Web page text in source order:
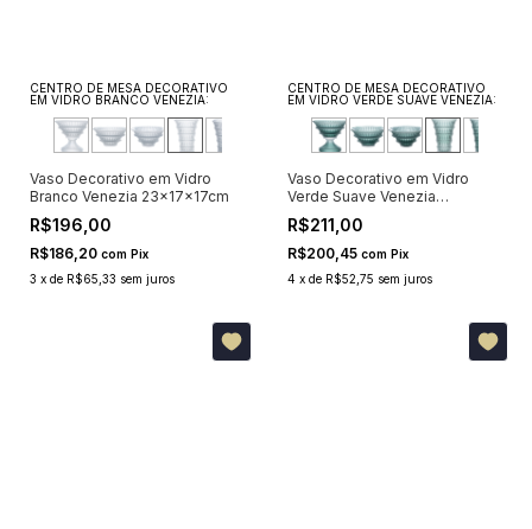
CENTRO DE MESA DECORATIVO
EM VIDRO BRANCO VENEZIA:
Vaso Decorativo em Vidro
Branco Venezia 23x17x17cm
R$196,00
R$186,20 com Pix
3 x de R$65,33 sem juros
CENTRO DE MESA DECORATIVO
EM VIDRO VERDE SUAVE VENEZIA:
Vaso Decorativo em Vidro
Verde Suave Venezia
23x17x17cm
R$211,00
R$200,45 com Pix
4 x de R$52,75 sem juros